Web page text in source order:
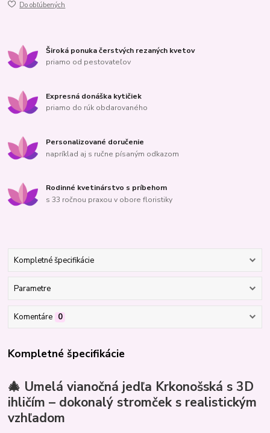
Do obľúbených
Široká ponuka čerstvých rezaných kvetov
priamo od pestovateľov
Expresná donáška kytičiek
priamo do rúk obdarovaného
Personalizované doručenie
napríklad aj s ručne písaným odkazom
Rodinné kvetinárstvo s príbehom
s 33 ročnou praxou v obore floristiky
Kompletné špecifikácie
Parametre
Komentáre 0
Kompletné špecifikácie
🎄 Umelá vianočná jedľa Krkonošská s 3D
ihličím – dokonalý stromček s realistickým
vzhľadom